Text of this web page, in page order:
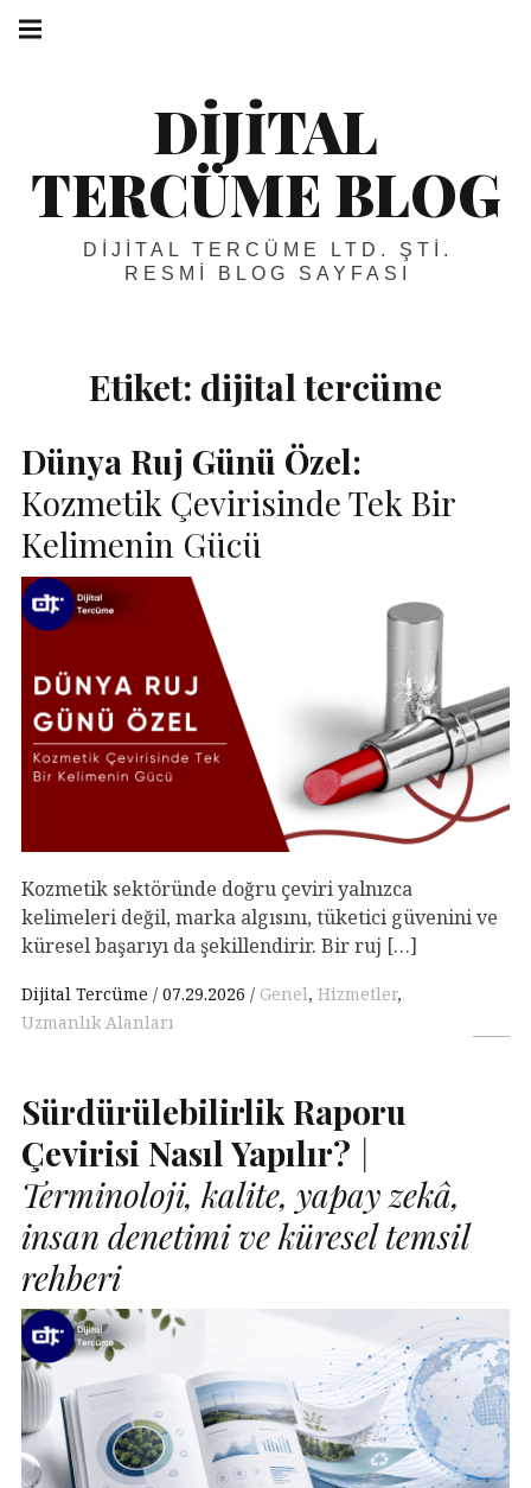
Skip
DIJITAL
TERCÜME BLOG
DIJITAL TERCÜME LTD. ŞTI.
RESMI BLOG SAYFASI
navigation
Etiket: dijital tercüme
Dünya Ruj Günü Özel:
Kozmetik Çevirisinde Tek Bir
Kelimenin Gücü
Kozmetik sektöründe doğru çeviri yalnızca
kelimeleri değil, marka algısını, tüketici güvenini ve
küresel başarıyı da şekillendirir. Bir ruj […]
Dijital Tercüme 07.29.2026 Genel, Hizmetler,
Uzmanlık Alanları
Sürdürülebilirlik Raporu
Çevirisi Nasıl Yapılır? |
Terminoloji, kalite, yapay zekâ,
insan denetimi ve küresel temsil
rehberi